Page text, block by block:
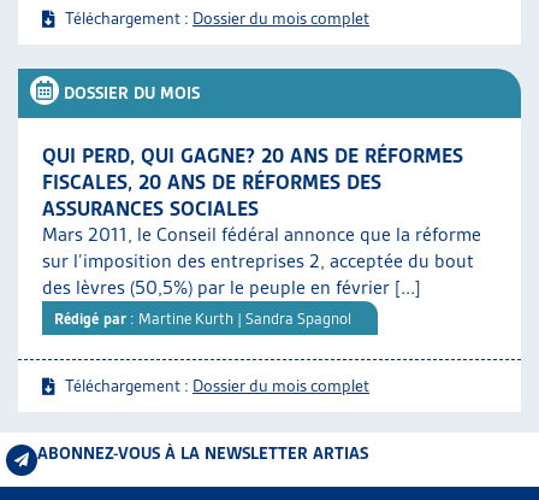
Téléchargement : Dossier du mois complet
DOSSIER DU MOIS
QUI PERD, QUI GAGNE? 20 ANS DE RÉFORMES
FISCALES, 20 ANS DE RÉFORMES DES
ASSURANCES SOCIALES
Mars 2011, le Conseil fédéral annonce que la réforme
sur l’imposition des entreprises 2, acceptée du bout
des lèvres (50,5%) par le peuple en février [...]
Rédigé par : Martine Kurth | Sandra Spagnol
Téléchargement : Dossier du mois complet
ABONNEZ-VOUS À LA NEWSLETTER ARTIAS